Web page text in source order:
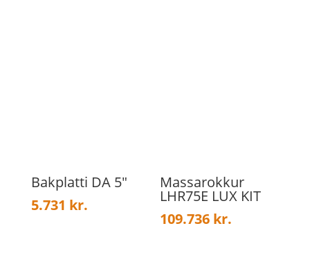
Bakplatti DA 5″
5.731 kr.
Massarokkur
LHR75E LUX KIT
109.736 kr.